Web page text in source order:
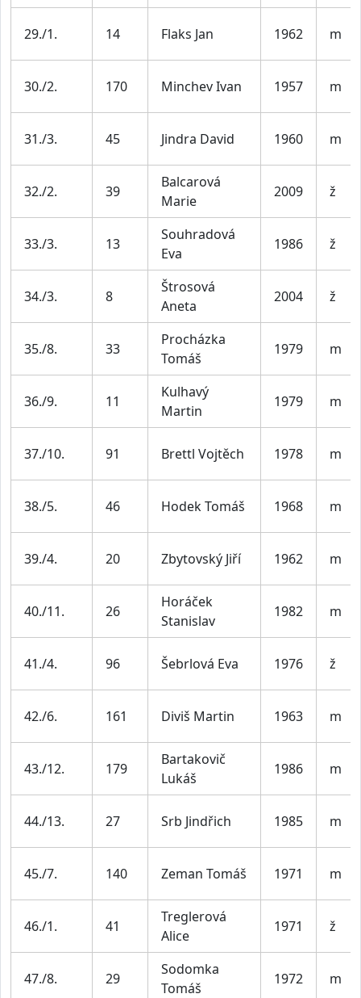
29./1. 14 Flaks Jan 1962 m
30./2. 170 Minchev Ivan 1957 m
31./3. 45 Jindra David 1960 m
32./2. 39
Balcarová
Marie
2009 ž
33./3. 13
Souhradová
Eva
1986 ž
34./3. 8
Štrosová
Aneta
2004 ž
35./8. 33
Procházka
Tomáš
1979 m
36./9. 11
Kulhavý
Martin
1979 m
37./10. 91 Brettl Vojtěch 1978 m
38./5. 46 Hodek Tomáš 1968 m
39./4. 20 Zbytovský Jiří 1962 m
40./11. 26
Horáček
Stanislav
1982 m
41./4. 96 Šebrlová Eva 1976 ž
42./6. 161 Diviš Martin 1963 m
43./12. 179
Bartakovič
Lukáš
1986 m
44./13. 27 Srb Jindřich 1985 m
45./7. 140 Zeman Tomáš 1971 m
46./1. 41
Treglerová
Alice
1971 ž
47./8. 29
Sodomka
Tomáš
1972 m